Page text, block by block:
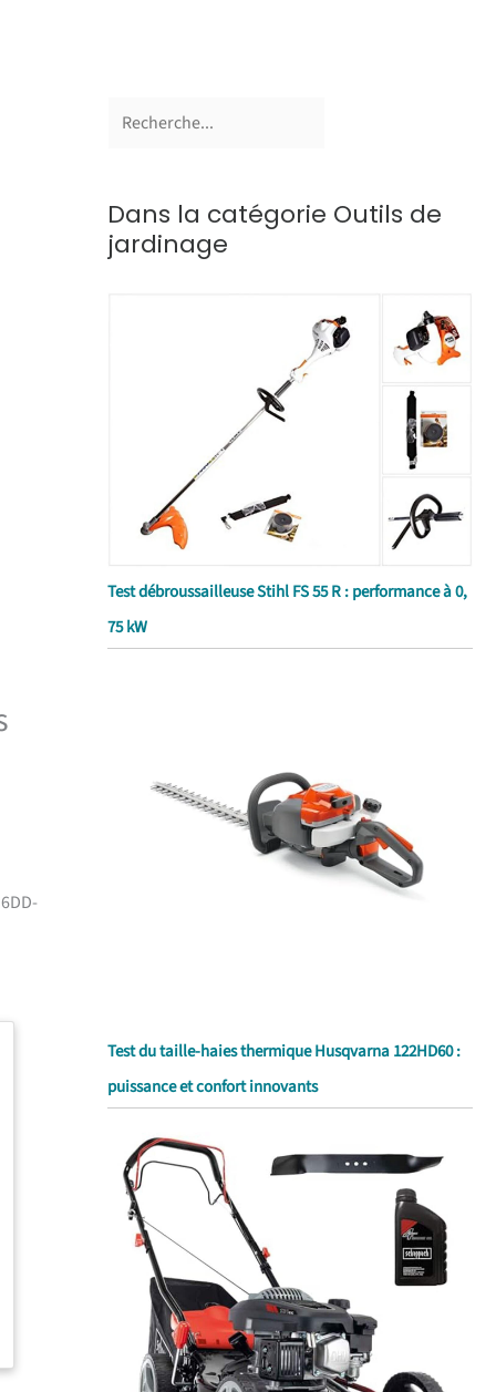
Dans la catégorie Outils de
jardinage
Test débroussailleuse Stihl FS 55 R : performance à 0,
75 kW
Test du taille-haies thermique Husqvarna 122HD60 :
puissance et confort innovants